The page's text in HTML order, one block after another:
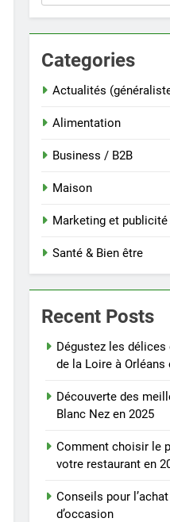
Categories
Actualités
Alimentation
Business / B2B
Maison
Marketing et publicité
Santé & Bien être
Recent Posts
Dégustez les
de la Loire à Orléans
Découverte des
Blanc Nez en 2025
Comment choisir le
votre restaurant en
Conseils pour
d’occasion